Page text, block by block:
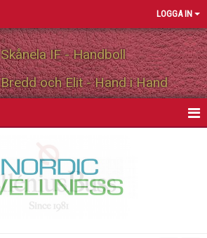
LOGGA IN
Skånela IF - Handboll
Bredd och Elit - Hand i Hand